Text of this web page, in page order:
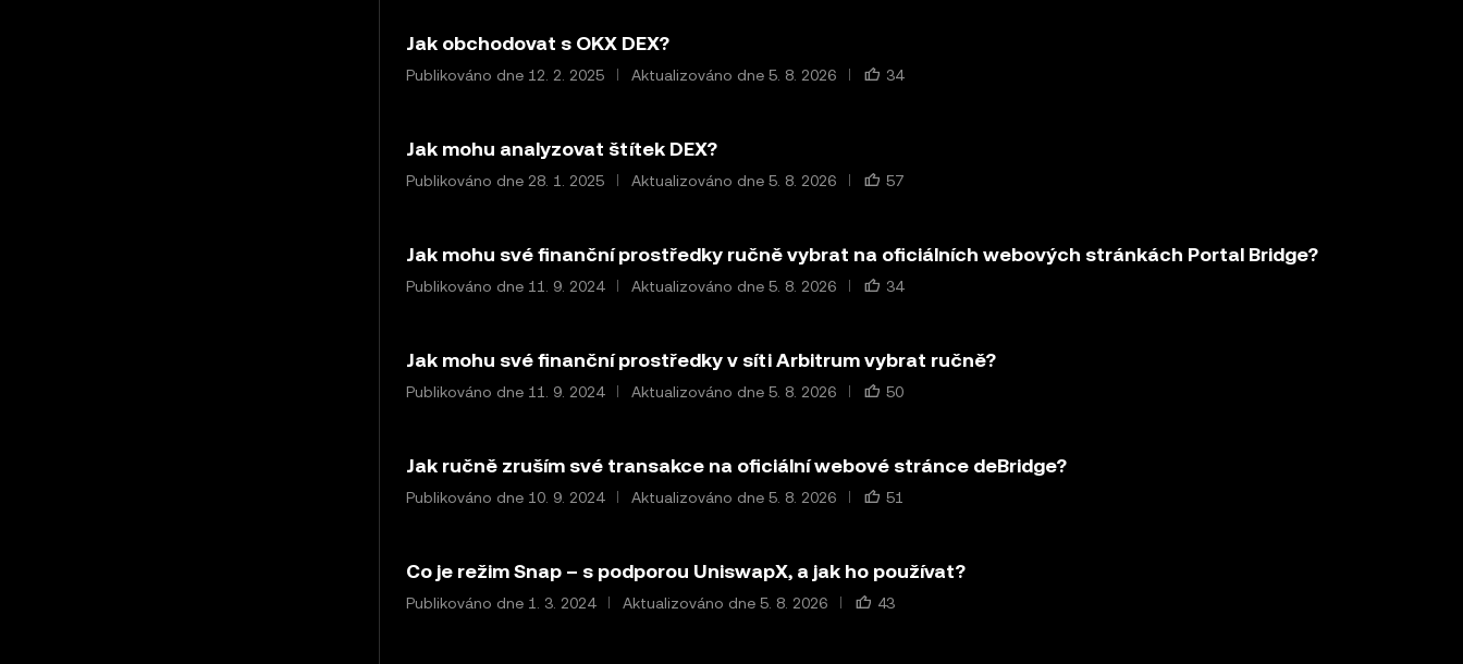
Jak obchodovat s OKX DEX?
Publikováno dne 12. 2. 2025 Aktualizováno dne 5. 8. 2026 34
Jak mohu analyzovat štítek DEX?
Publikováno dne 28. 1. 2025 Aktualizováno dne 5. 8. 2026 57
Jak mohu své finanční prostředky ručně vybrat na oficiálních webových stránkách Portal Bridge?
Publikováno dne 11. 9. 2024 Aktualizováno dne 5. 8. 2026 34
Jak mohu své finanční prostředky v síti Arbitrum vybrat ručně?
Publikováno dne 11. 9. 2024 Aktualizováno dne 5. 8. 2026 50
Jak ručně zruším své transakce na oficiální webové stránce deBridge?
Publikováno dne 10. 9. 2024 Aktualizováno dne 5. 8. 2026 51
Co je režim Snap – s podporou UniswapX, a jak ho používat?
Publikováno dne 1. 3. 2024 Aktualizováno dne 5. 8. 2026 43